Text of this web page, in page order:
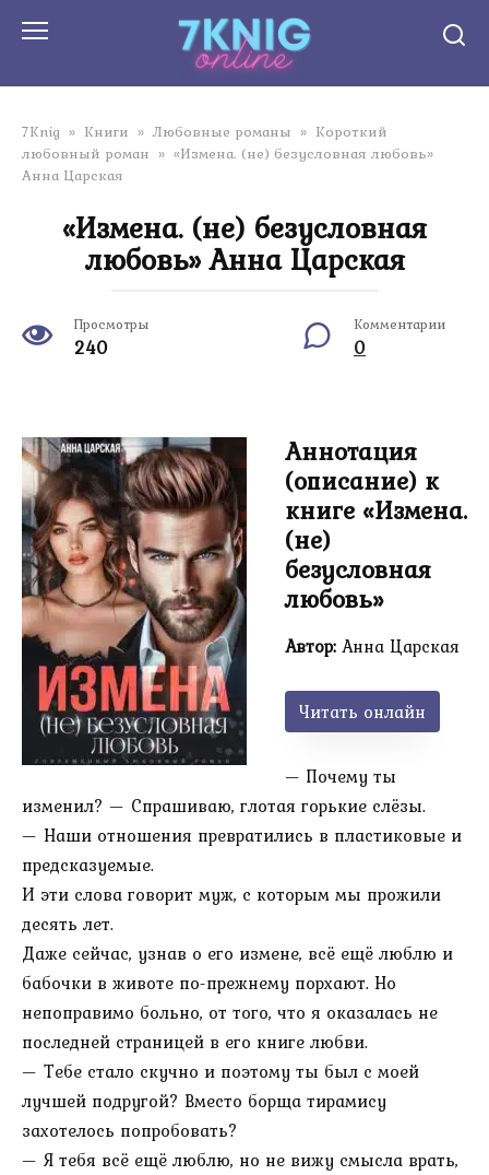
7Knig » Книги » Любовные романы » Короткий
любовный роман » «Измена. (не) безусловная любовь»
Анна Царская
«Измена. (не) безусловная
любовь» Анна Царская
Просмотры
240
Комментарии
0
Аннотация
(описание) к
книге «Измена.
(не)
безусловная
любовь»
Автор:Анна Царская
Читать онлайн
— Почему ты
изменил? — Спрашиваю, глотая горькие слёзы.
— Наши отношения превратились в пластиковые и
предсказуемые.
И эти слова говорит муж, с которым мы прожили
десять лет.
Даже сейчас, узнав о его измене, всё ещё люблю и
бабочки в животе по-прежнему порхают. Но
непоправимо больно, от того, что я оказалась не
последней страницей в его книге любви.
— Тебе стало скучно и поэтому ты был с моей
лучшей подругой? Вместо борща тирамису
захотелось попробовать?
— Я тебя всё ещё люблю, но не вижу смысла врать,